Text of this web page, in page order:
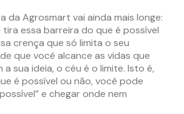
da Agrosmart vai ainda mais longe:
essa barreira do que é possível
crença que só limita o seu
que você alcance as vidas que
sua ideia, o céu é o limite. Isto é,
é possível ou não, você pode
e chegar onde nem